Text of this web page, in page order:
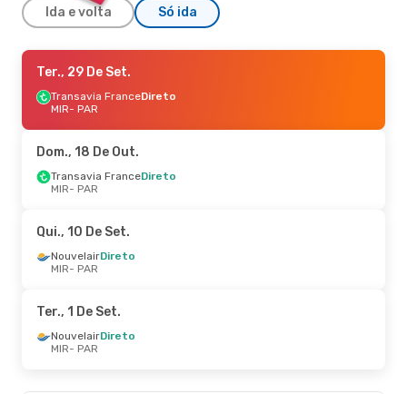
Ida e volta Só ida
Sex., 16 De Out.
Transavia FranceDireto
MIR- PAR
PAR- MIR
Sex., 23 De Out.- Seg., 26 De Out.
Transavia France
PAR- MIR
Ter., 29 De Set.
Transavia FranceDireto
MIR- PAR
Dom., 18 De Out.
Transavia FranceDireto
MIR- PAR
Qui., 10 De Set.
NouvelairDireto
MIR- PAR
Ter., 1 De Set.
NouvelairDireto
MIR- PAR